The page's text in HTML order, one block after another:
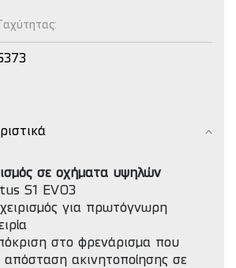
σε οχήματα υψηλών
S1 EVO3
χειρισμός για πρωτόγνωρη
στο φρενάρισμα που
απόσταση ακινητοποίησης σε